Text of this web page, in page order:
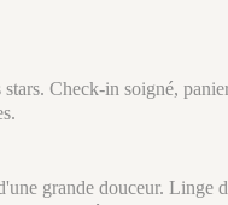
Check-in soigné,
grande douceur. Linge